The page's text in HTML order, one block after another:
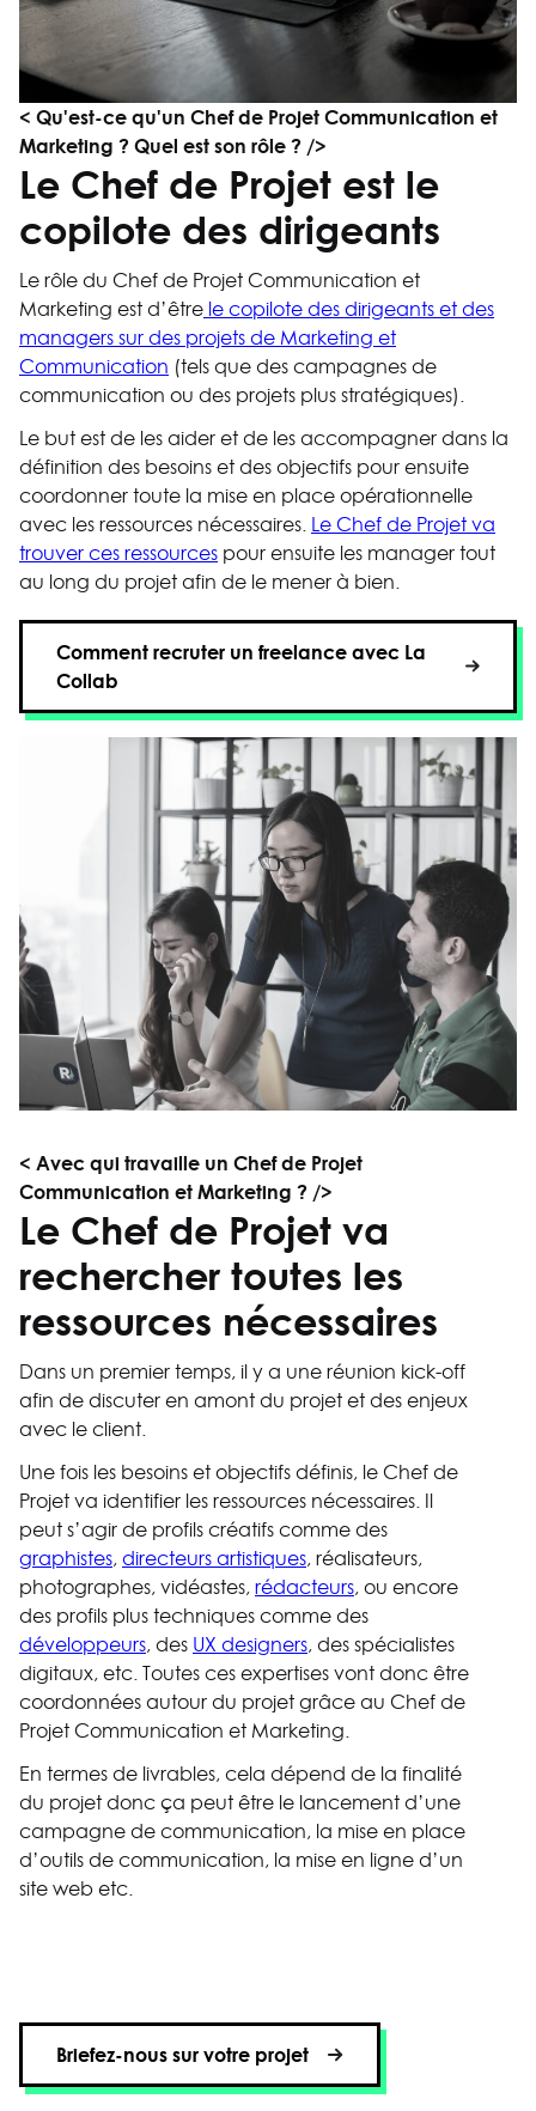
< Qu'est-ce qu'un Chef de Projet Communication et
Marketing ? Quel est son rôle ? />
Le Chef de Projet est le
copilote des dirigeants
Le rôle du Chef de Projet Communication et
Marketing est d’être le copilote des dirigeants et des
managers sur des projets de Marketing et
Communication (tels que des campagnes de
communication ou des projets plus stratégiques).
Le but est de les aider et de les accompagner dans la
définition des besoins et des objectifs pour ensuite
coordonner toute la mise en place opérationnelle
avec les ressources nécessaires. Le Chef de Projet va
trouver ces ressources pour ensuite les manager tout
au long du projet afin de le mener à bien.
Comment recruter un freelance avec La
Collab
< Avec qui travaille un Chef de Projet
Communication et Marketing ? />
Le Chef de Projet va
rechercher toutes les
ressources nécessaires
Dans un premier temps, il y a une réunion kick-off
afin de discuter en amont du projet et des enjeux
avec le client.
Une fois les besoins et objectifs définis, le Chef de
Projet va identifier les ressources nécessaires. Il
peut s’agir de profils créatifs comme des
graphistes,directeurs artistiques, réalisateurs,
photographes, vidéastes,rédacteurs, ou encore
des profils plus techniques comme des
développeurs, des UX designers, des spécialistes
digitaux, etc. Toutes ces expertises vont donc être
coordonnées autour du projet grâce au Chef de
Projet Communication et Marketing.
En termes de livrables, cela dépend de la finalité
du projet donc ça peut être le lancement d’une
campagne de communication, la mise en place
d’outils de communication, la mise en ligne d’un
site web etc.
Briefez-nous sur votre projet